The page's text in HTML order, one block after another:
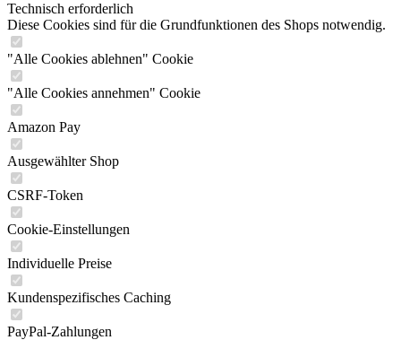
Technisch erforderlich
Diese Cookies sind für die Grundfunktionen des Shops notwendig.
"Alle Cookies ablehnen" Cookie
"Alle Cookies annehmen" Cookie
Amazon Pay
Ausgewählter Shop
CSRF-Token
Cookie-Einstellungen
Individuelle Preise
Kundenspezifisches Caching
PayPal-Zahlungen